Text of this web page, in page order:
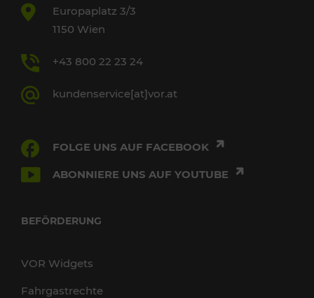
Europaplatz 3/3
1150 Wien
+43 800 22 23 24
kundenservice[at]vor.at
FOLGE UNS AUF FACEBOOK
ABONNIERE UNS AUF YOUTUBE
BEFÖRDERUNG
VOR Widgets
Fahrgastrechte